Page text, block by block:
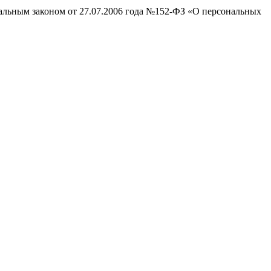
законом от 27.07.2006 года №152-ФЗ «О персональных